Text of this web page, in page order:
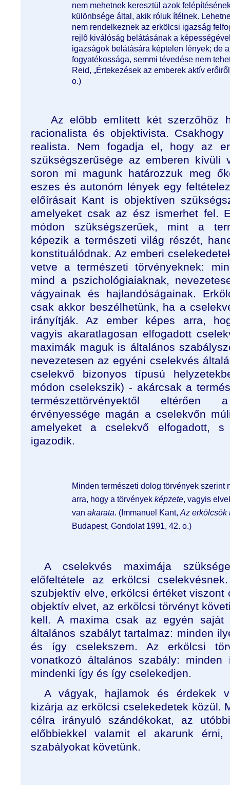
nem mehetnek keresztül azok
különbsége által, akik róluk ítélnek.
nem rendelkeznek az erkölcsi igazság
rejlô kiválóság belátásának a
igazságok belátására képtelen lények; de
fogyatékossága, semmi tévedése nem
Reid, „Értekezések az emberek aktív
o.)
Az előbb említett két szerzőhöz
racionalista és objektivista.
realista. Nem fogadja el, hogy az
szükségszerűsége az emberen kívüli
soron mi magunk határozzuk meg
eszes és autonóm lények egy
előírásait Kant is objektíven
amelyeket csak az ész ismerhet fel.
módon szükségszerűek, mint a
képezik a természeti világ részét,
konstituálódnak. Az emberi
vetve a természeti törvényeknek:
mind a pszichológiaiaknak,
vágyainak és hajlandóságainak.
csak akkor beszélhetünk, ha a
irányítják. Az ember képes arra,
vagyis akaratlagosan elfogadott
maximák maguk is általános
nevezetesen az egyéni cselekvés
cselekvő bizonyos típusú
módon cselekszik) - akárcsak a
természettörvényektől
érvényessége magán a cselekvőn
amelyeket a cselekvő elfogadott, s
igazodik.
Minden természeti dolog törvények
arra, hogy a törvények képzete, vagyis
van akarata. (Immanuel Kant, Az erkölcsök
Budapest, Gondolat 1991, 42. o.)
A cselekvés maximája
előfeltétele az erkölcsi
szubjektív elve, erkölcsi értéket viszont
objektív elvet, az erkölcsi törvényt
kell. A maxima csak az egyén saját
általános szabályt tartalmaz: minden
és így cselekszem. Az erkölcsi
vonatkozó általános szabály:
mindenki így és így cselekedjen.
A vágyak, hajlamok és érdekek
kizárja az erkölcsi cselekedetek közül.
célra irányuló szándékokat, az
előbbiekkel valamit el akarunk érni,
szabályokat követünk.